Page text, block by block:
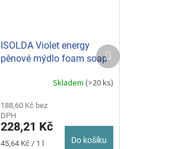
ISOLDA Violet energy
pěnové mýdlo foam soap
produktu
je
5,0
z
Skladem(>20 ks)
188,60 Kč bez
DPH
228,21 Kč
Měrná
45,64 Kč / 1 l Do košíku
Další
produkt